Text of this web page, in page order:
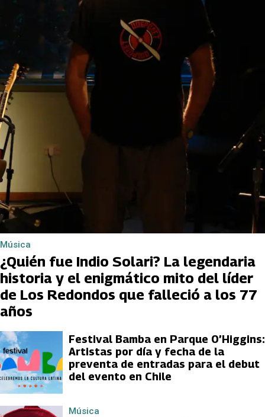
Música
¿Quién fue Indio Solari? La legendaria
historia y el enigmático mito del líder
de Los Redondos que falleció a los 77
años
Festival Bamba en Parque O’Higgins:
Artistas por día y fecha de la
preventa de entradas para el debut
del evento en Chile
Música